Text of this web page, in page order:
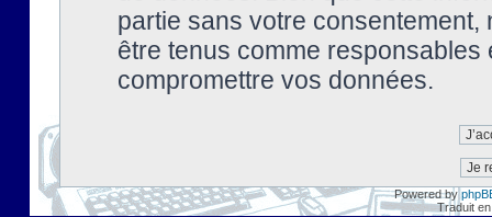
partie sans votre
être tenus comme
compromettre vos données.
Powered by
Traduit